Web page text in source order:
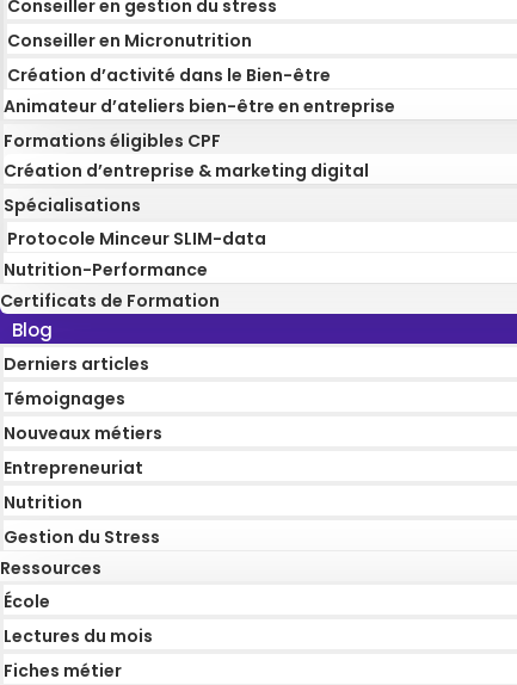
Conseiller en gestion du stress
Conseiller en Micronutrition
Création d’activité dans le Bien-être
Animateur d’ateliers bien-être en entreprise
Formations éligibles CPF
Création d’entreprise & marketing digital
Spécialisations
Protocole Minceur SLIM-data
Nutrition-Performance
Certificats de Formation
Blog
Derniers articles
Témoignages
Nouveaux métiers
Entrepreneuriat
Nutrition
Gestion du Stress
Ressources
École
Lectures du mois
Fiches métier